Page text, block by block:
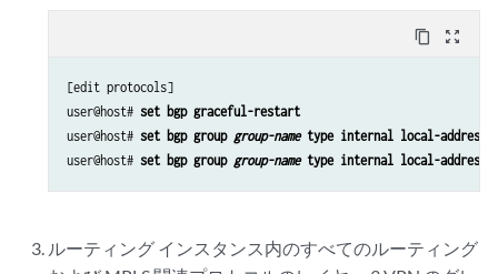
content_copy zoom_out_map
[edit protocols]
user@host# set bgp graceful-restart
user@host# set bgp group group-name type internal local-address
user@host# set bgp group group-name type internal local-address
ルーティング インスタンス内のすべてのルーティング